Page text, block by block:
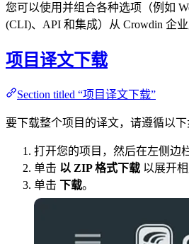
您可以使用并组合各种选项（例如
(CLI)、API 和集成）从 Crowdin 企业
项目译文下载
Section titled “项目译文下载”
要下载整个项目的译文，请遵循以下
打开您的项目，然后在左侧边
单击 以 ZIP 格式下载 以展开相
单击 下载。